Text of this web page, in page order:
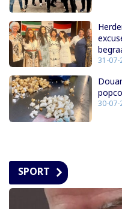
31-07-
30-07-
SPORT